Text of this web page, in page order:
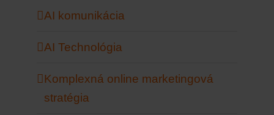
AI komunikácia
AI Technológia
Komplexná online marketingová
stratégia